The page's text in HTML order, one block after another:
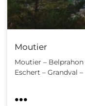
Moutier
Moutier – Belprahon
Eschert – Grandval
...